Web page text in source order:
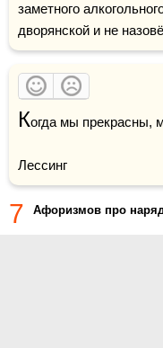
заметного
дворянской и не
Когда мы прекрасны,
Лессинг
7 Афоризмов про